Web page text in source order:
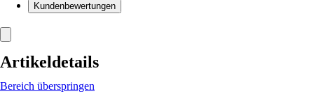
Kundenbewertungen
Artikeldetails
Bereich überspringen